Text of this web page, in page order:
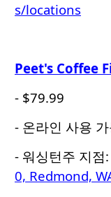
s/locations
Peet's Coffee
- $79.99
- 온라인 사용
- 워싱턴주 지점:
0, Redmond,